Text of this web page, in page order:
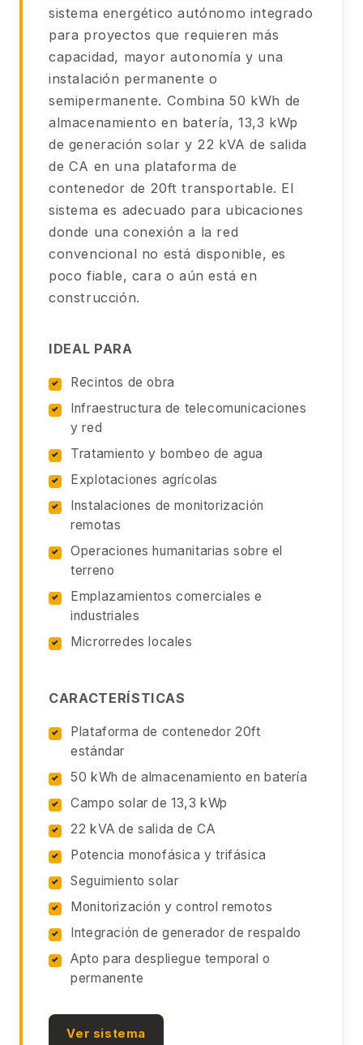
sistema energético autónomo integrado
para proyectos que requieren más
capacidad, mayor autonomía y una
instalación permanente o
semipermanente. Combina 50 kWh de
almacenamiento en batería, 13,3 kWp
de generación solar y 22 kVA de salida
de CA en una plataforma de
contenedor de 20ft transportable. El
sistema es adecuado para ubicaciones
donde una conexión a la red
convencional no está disponible, es
poco fiable, cara o aún está en
construcción.
IDEAL PARA
Recintos de obra
Infraestructura de telecomunicaciones
y red
Tratamiento y bombeo de agua
Explotaciones agrícolas
Instalaciones de monitorización
remotas
Operaciones humanitarias sobre el
terreno
Emplazamientos comerciales e
industriales
Microrredes locales
CARACTERÍSTICAS
Plataforma de contenedor 20ft
estándar
50 kWh de almacenamiento en batería
Campo solar de 13,3 kWp
22 kVA de salida de CA
Potencia monofásica y trifásica
Seguimiento solar
Monitorización y control remotos
Integración de generador de respaldo
Apto para despliegue temporal o
permanente
Ver sistema